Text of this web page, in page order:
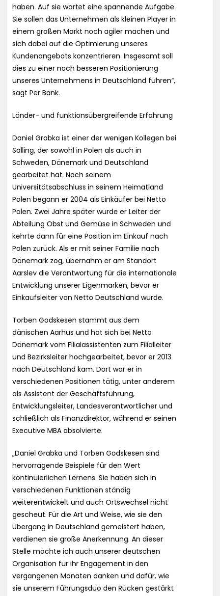
haben. Auf sie wartet eine spannende Aufgabe.
Sie sollen das Unternehmen als kleinen Player in
einem großen Markt noch agiler machen und
sich dabei auf die Optimierung unseres
Kundenangebots konzentrieren. Insgesamt soll
dies zu einer noch besseren Positionierung
unseres Unternehmens in Deutschland führen“,
sagt Per Bank.
Länder- und funktionsübergreifende Erfahrung
Daniel Grabka ist einer der wenigen Kollegen bei
Salling, der sowohl in Polen als auch in
Schweden, Dänemark und Deutschland
gearbeitet hat. Nach seinem
Universitätsabschluss in seinem Heimatland
Polen begann er 2004 als Einkäufer bei Netto
Polen. Zwei Jahre später wurde er Leiter der
Abteilung Obst und Gemüse in Schweden und
kehrte dann für eine Position im Einkauf nach
Polen zurück. Als er mit seiner Familie nach
Dänemark zog, übernahm er am Standort
Aarslev die Verantwortung für die internationale
Entwicklung unserer Eigenmarken, bevor er
Einkaufsleiter von Netto Deutschland wurde.
Torben Godskesen stammt aus dem
dänischen Aarhus und hat sich bei Netto
Dänemark vom Filialassistenten zum Filialleiter
und Bezirksleiter hochgearbeitet, bevor er 2013
nach Deutschland kam. Dort war er in
verschiedenen Positionen tätig, unter anderem
als Assistent der Geschäftsführung,
Entwicklungsleiter, Landesverantwortlicher und
schließlich als Finanzdirektor, während er seinen
Executive MBA absolvierte.
„Daniel Grabka und Torben Godskesen sind
hervorragende Beispiele für den Wert
kontinuierlichen Lernens. Sie haben sich in
verschiedenen Funktionen ständig
weiterentwickelt und auch Ortswechsel nicht
gescheut. Für die Art und Weise, wie sie den
Übergang in Deutschland gemeistert haben,
verdienen sie große Anerkennung. An dieser
Stelle möchte ich auch unserer deutschen
Organisation für ihr Engagement in den
vergangenen Monaten danken und dafür, wie
sie unserem Führungsduo den Rücken gestärkt